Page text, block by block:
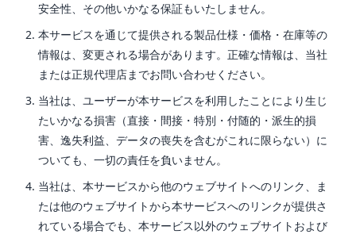
安全性、その他いかなる保証もいたしません。
本サービスを通じて提供される製品仕様・価格・在庫等の
情報は、変更される場合があります。正確な情報は、当社
または正規代理店までお問い合わせください。
当社は、ユーザーが本サービスを利用したことにより生じ
たいかなる損害（直接・間接・特別・付随的・派生的損
害、逸失利益、データの喪失を含むがこれに限らない）に
ついても、一切の責任を負いません。
当社は、本サービスから他のウェブサイトへのリンク、ま
たは他のウェブサイトから本サービスへのリンクが提供さ
れている場合でも、本サービス以外のウェブサイトおよび